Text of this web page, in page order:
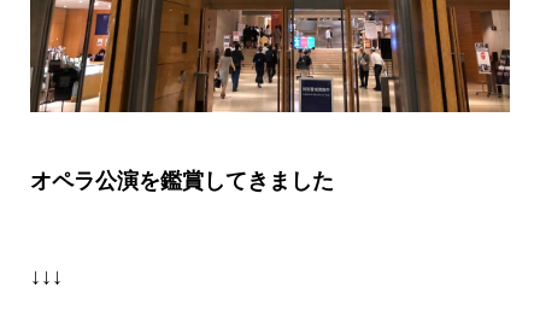
オペラ公演を鑑賞してきました
↓↓↓